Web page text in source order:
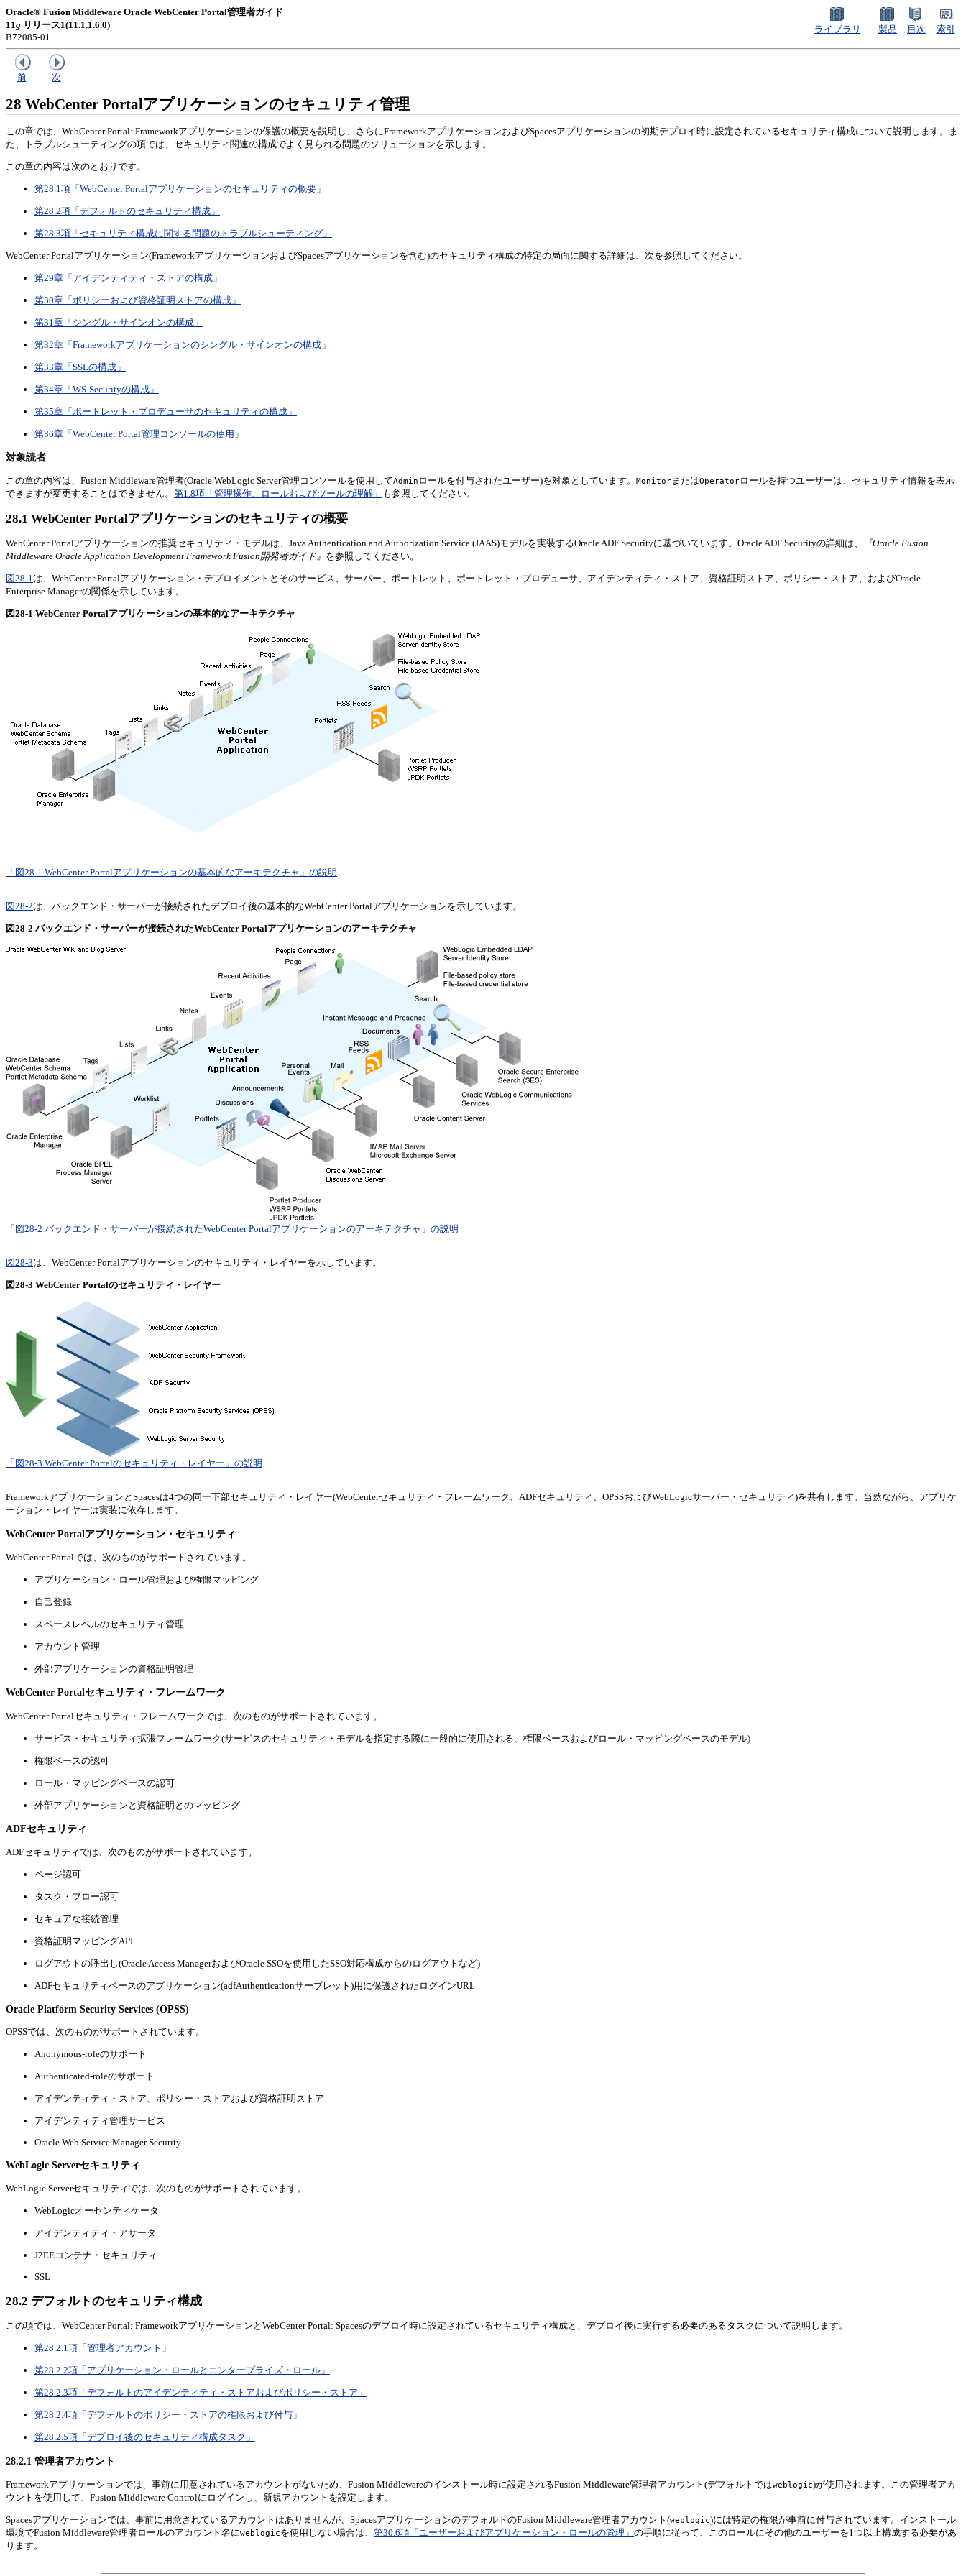
Oracle® Fusion Middleware Oracle WebCenter Portal管理者ガイド
11g リリース1(11.1.1.6.0)
B72085-01
ライブラリ 製品 目次 索引
前 次
28 WebCenter Portalアプリケーションのセキュリティ管理
この章では、WebCenter Portal: Frameworkアプリケーションの保護の概要を説明し、さらにFrameworkアプリケーションおよびSpacesアプリケーションの初期デプロイ時に設定されているセキュリティ構成について説明します。ま
た、トラブルシューティングの項では、セキュリティ関連の構成でよく見られる問題のソリューションを示します。
この章の内容は次のとおりです。
第28.1項「WebCenter Portalアプリケーションのセキュリティの概要」
第28.2項「デフォルトのセキュリティ構成」
第28.3項「セキュリティ構成に関する問題のトラブルシューティング」
WebCenter Portalアプリケーション(FrameworkアプリケーションおよびSpacesアプリケーションを含む)のセキュリティ構成の特定の局面に関する詳細は、次を参照してください。
第29章「アイデンティティ・ストアの構成」
第30章「ポリシーおよび資格証明ストアの構成」
第31章「シングル・サインオンの構成」
第32章「Frameworkアプリケーションのシングル・サインオンの構成」
第33章「SSLの構成」
第34章「WS-Securityの構成」
第35章「ポートレット・プロデューサのセキュリティの構成」
第36章「WebCenter Portal管理コンソールの使用」
対象読者
この章の内容は、Fusion Middleware管理者(Oracle WebLogic Server管理コンソールを使用してAdmin ロールを付与されたユーザー)を対象としています。 MonitorまたはOperatorロールを持つユーザーは、セキュリティ情報を表示
できますが変更することはできません。 第1.8項「管理操作、ロールおよびツールの理解」 も参照してください。
28.1 WebCenter Portalアプリケーションのセキュリティの概要
WebCenter Portalアプリケーションの推奨セキュリティ・モデルは、Java Authentication and Authorization Service (JAAS)モデルを実装するOracle ADF Securityに基づいています。Oracle ADF Securityの詳細は、
『Oracle Fusion
Middleware Oracle Application Development Framework Fusion開発者ガイド』 を参照してください。
図28-1は、WebCenter Portalアプリケーション・デプロイメントとそのサービス、サーバー、ポートレット、ポートレット・プロデューサ、アイデンティティ・ストア、資格証明ストア、ポリシー・ストア、およびOracle
Enterprise Managerの関係を示しています。
図28-1 WebCenter Portalアプリケーションの基本的なアーキテクチャ
「図28-1 WebCenter Portalアプリケーションの基本的なアーキテクチャ」の説明
図28-2は、バックエンド・サーバーが接続されたデプロイ後の基本的なWebCenter Portalアプリケーションを示しています。
図28-2 バックエンド・サーバーが接続されたWebCenter Portalアプリケーションのアーキテクチャ
「図28-2 バックエンド・サーバーが接続されたWebCenter Portalアプリケーションのアーキテクチャ」の説明
図28-3は、 WebCenter Portalアプリケーションのセキュリティ・レイヤーを示しています。
図28-3 WebCenter Portalのセキュリティ・レイヤー
「図28-3 WebCenter Portalのセキュリティ・レイヤー」の説明
FrameworkアプリケーションとSpacesは4つの同一下部セキュリティ・レイヤー(WebCenterセキュリティ・フレームワーク、ADFセキュリティ、OPSSおよびWebLogicサーバー・セキュリティ)を共有します。当然ながら、アプリケ
ーション・レイヤーは実装に依存します。
WebCenter Portalアプリケーション・セキュリティ
WebCenter Portalでは、次のものがサポートされています。
アプリケーション・ロール管理および権限マッピング
自己登録
スペースレベルのセキュリティ管理
アカウント管理
外部アプリケーションの資格証明管理
WebCenter Portalセキュリティ・フレームワーク
WebCenter Portalセキュリティ・ フレームワークでは、次のものがサポートされています。
サービス・セキュリティ拡張フレームワーク(サービスのセキュリティ・モデルを指定する際に一般的に使用される、権限ベースおよびロール・マッピングベースのモデル)
権限ベースの認可
ロール・マッピングベースの認可
外部アプリケーションと資格証明とのマッピング
ADFセキュリティ
ADFセキュリティでは、次のものがサポートされています。
ページ認可
タスク・フロー認可
セキュアな接続管理
資格証明マッピングAPI
ログアウトの呼出し(Oracle Access ManagerおよびOracle SSOを使用したSSO対応構成からのログアウトなど)
ADFセキュリティベースのアプリケーション(adfAuthenticationサーブレット)用に保護されたログインURL
Oracle Platform Security Services (OPSS)
OPSSでは、次のものがサポートされています。
Anonymous-roleのサポート
Authenticated-roleのサポート
アイデンティティ・ストア、ポリシー・ストアおよび資格証明ストア
アイデンティティ管理サービス
Oracle Web Service Manager Security
WebLogic Serverセキュリティ
WebLogic Serverセキュリティでは、次のものがサポートされています。
WebLogicオーセンティケータ
アイデンティティ・アサータ
J2EEコンテナ・セキュリティ
SSL
28.2 デフォルトのセキュリティ構成
この項では、WebCenter Portal: FrameworkアプリケーションとWebCenter Portal: Spacesのデプロイ時に設定されているセキュリティ構成と、デプロイ後に実行する必要のあるタスクについて説明します。
第28.2.1項「管理者アカウント」
第28.2.2項「アプリケーション・ロールとエンタープライズ・ロール」
第28.2.3項「デフォルトのアイデンティティ・ストアおよびポリシー・ストア」
第28.2.4項「デフォルトのポリシー・ストアの権限および付与」
第28.2.5項「デプロイ後のセキュリティ構成タスク」
28.2.1 管理者アカウント
Frameworkアプリケーションでは、事前に用意されているアカウントがないため、Fusion Middlewareのインストール時に設定されるFusion Middleware管理者アカウント(デフォルトではweblogic)が使用されます。この管理者アカ
ウントを使用して、Fusion Middleware Controlにログインし、新規アカウントを設定します。
Spacesアプリケーションでは、事前に用意されているアカウントはありませんが、SpacesアプリケーションのデフォルトのFusion Middleware管理者アカウント(weblogic)には特定の権限が事前に付与されています。インストール
環境でFusion Middleware管理者ロールのアカウント名にweblogicを使用しない場合は、 第30.6項「ユーザーおよびアプリケーション・ロールの管理」 の手順に従って、このロールにその他のユーザーを1つ以上構成する必要があ
ります。